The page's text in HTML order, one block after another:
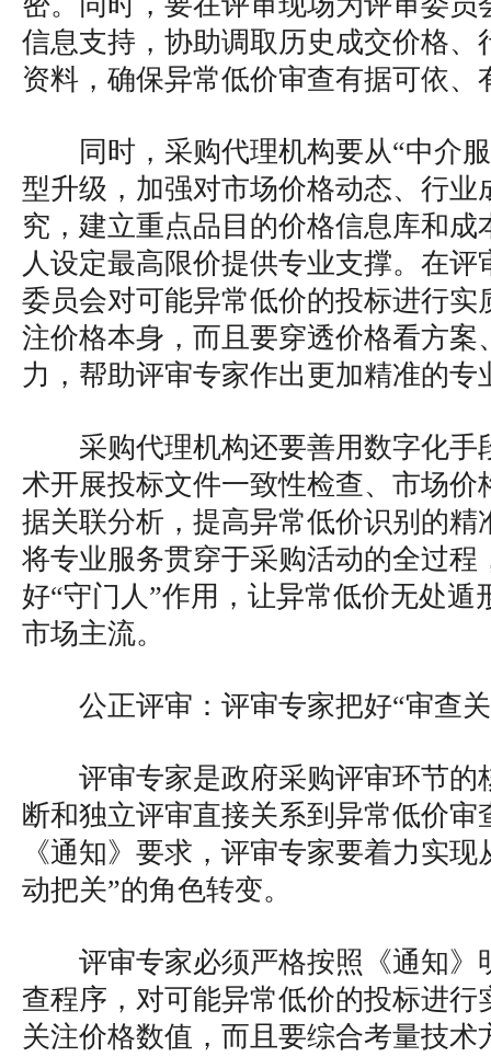
信息支持，协助调取历史成交价格、
资料，确保异常低价审查有据可依、
同时，采购代理机构要从“中介
型升级，加强对市场价格动态、行业
究，建立重点品目的价格信息库和成
人设定最高限价提供专业支撑。在
委员会对可能异常低价的投标进行实
注价格本身，而且要穿透价格看方案
力，帮助评审专家作出更加精准的专
采购代理机构还要善用数字化手
术开展投标文件一致性检查、市场价
据关联分析，提高异常低价识别的精
将专业服务贯穿于采购活动的全过程
好“守门人”作用，让异常低价无处遁
市场主流。
公正评审：评审专家把好“审查
评审专家是政府采购评审环节的
断和独立评审直接关系到异常低价审
《通知》要求，评审专家要着力实现
动把关”的角色转变。
评审专家必须严格按照《通知》
查程序，对可能异常低价的投标进行
关注价格数值，而且要综合考量技术